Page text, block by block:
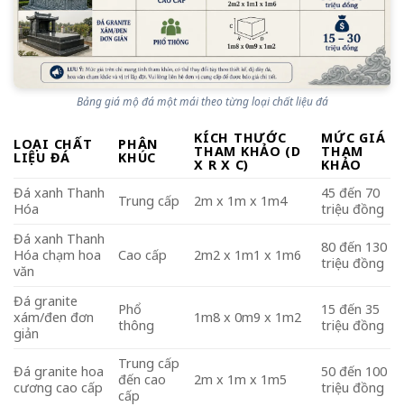
Bảng giá mộ đá một mái theo từng loại chất liệu đá
LOẠI CHẤT
LIỆU ĐÁ
PHÂN
KHÚC
KÍCH THƯỚC
THAM KHẢO (D
X R X C)
MỨC GIÁ
THAM
KHẢO
Đá xanh Thanh
Hóa
Trung cấp 2m x 1m x 1m4
45 đến 70
triệu đồng
Đá xanh Thanh
Hóa chạm hoa
văn
Cao cấp 2m2 x 1m1 x 1m6
80 đến 130
triệu đồng
Đá granite
xám/đen đơn
giản
Phổ
thông
1m8 x 0m9 x 1m2
15 đến 35
triệu đồng
Đá granite hoa
cương cao cấp
Trung cấp
đến cao
cấp
2m x 1m x 1m5
50 đến 100
triệu đồng